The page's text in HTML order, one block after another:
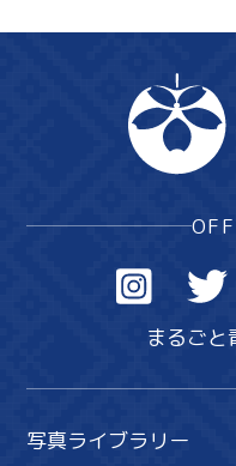
まるごと
写真ライブラリー